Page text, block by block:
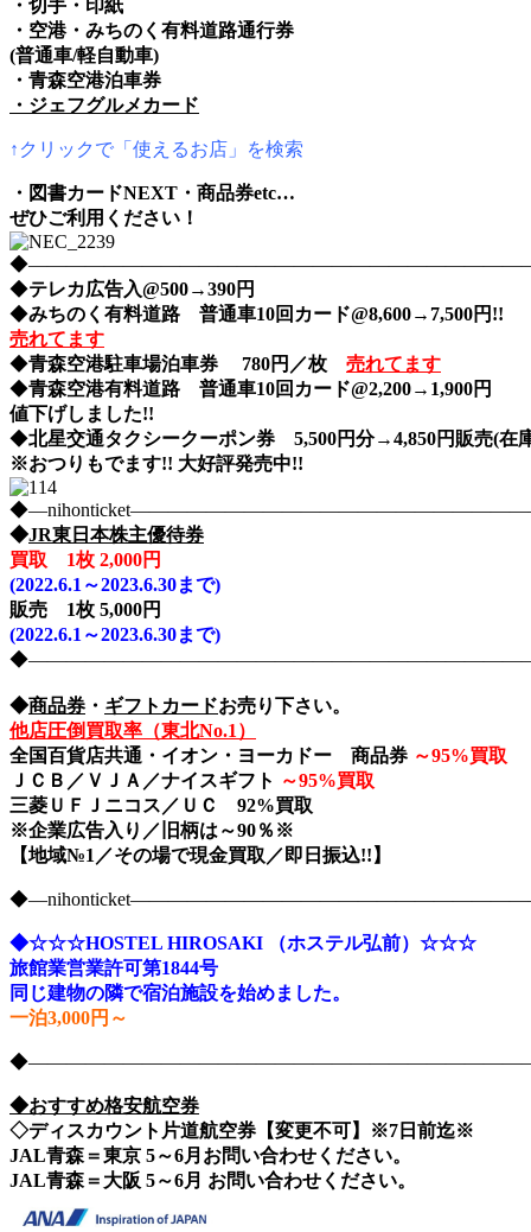
・切手・印紙
・空港・みちのく有料道路通行券
(普通車/軽自動車)
・青森空港泊車券
・ジェフグルメカード
↑クリックで「使えるお店」を検索
・図書カードNEXT・商品券etc…
ぜひご利用ください！
◆テレカ広告入@500→390円
◆みちのく有料道路 普通車10回カード@8,600→7,500円!!
売れてます
◆青森空港駐車場泊車券 780円／枚
売れてます
◆青森空港有料道路 普通車10回カード@2,200→1,900円
値下げしました!!
◆北星交通タクシークーポン券 5,500円分→4,850円販売(在
※おつりもでます!! 大好評発売中!!
◆JR東日本株主優待券
買取 1枚 2,000円
(2022.6.1～2023.6.30まで)
販売 1枚 5,000円
(2022.6.1～2023.6.30まで)
◆商品券 ・ ギフトカードお売り下さい。
他店圧倒買取率（東北No.1）
全国百貨店共通・イオン・ヨーカドー 商品券 ～95%買取
ＪＣＢ／ＶＪＡ／ナイスギフト ～95%買取
三菱ＵＦＪニコス／ＵＣ 92%買取
※企業広告入り／旧柄は～90％※
【地域№1／その場で現金買取／即日振込!!】
◆☆☆☆HOSTEL HIROSAKI （ホステル弘前）☆☆☆
旅館業営業許可第1844号
同じ建物の隣で宿泊施設を始めました。
一泊3,000円～
◆おすすめ格安航空券
◇ディスカウント片道航空券【変更不可】※7日前迄※
JAL青森＝東京 5～6月お問い合わせください。
JAL青森＝大阪 5～6月 お問い合わせください。